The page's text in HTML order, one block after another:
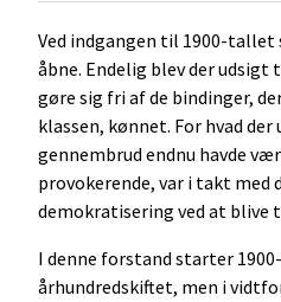
Ved indgangen til 1900-tallet
åbne. Endelig blev der udsigt
gøre sig fri af de bindinger,
klassen, kønnet. For hvad
gennembrud endnu havde
provokerende, var i takt med
demokratisering ved at blive
I denne forstand starter
århundredskiftet, men i